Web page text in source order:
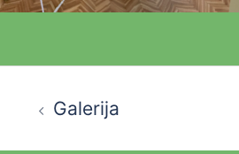
navigation
Galerija